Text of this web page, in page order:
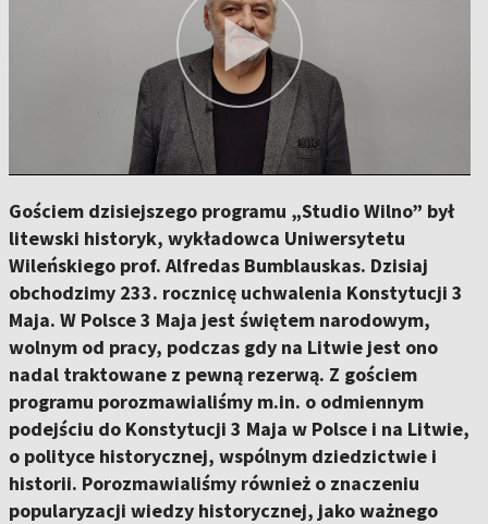
Gościem dzisiejszego programu „Studio Wilno” był
litewski historyk, wykładowca Uniwersytetu
Wileńskiego prof. Alfredas Bumblauskas. Dzisiaj
obchodzimy 233. rocznicę uchwalenia Konstytucji 3
Maja. W Polsce 3 Maja jest świętem narodowym,
wolnym od pracy, podczas gdy na Litwie jest ono
nadal traktowane z pewną rezerwą. Z gościem
programu porozmawialiśmy m.in. o odmiennym
podejściu do Konstytucji 3 Maja w Polsce i na Litwie,
o polityce historycznej, wspólnym dziedzictwie i
historii. Porozmawialiśmy również o znaczeniu
popularyzacji wiedzy historycznej, jako ważnego